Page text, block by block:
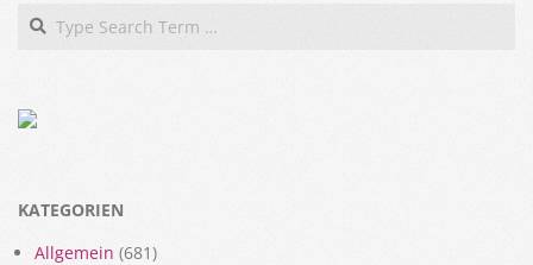
Search
KATEGORIEN
Allgemein (681)